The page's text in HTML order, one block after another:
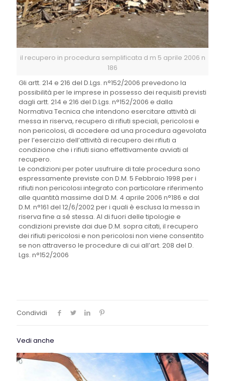
il recupero in procedura semplificata d m 5 aprile 2006 n
186
Gli artt. 214 e 216 del D.Lgs. n°152/2006 prevedono la
possibilità per le imprese in possesso dei requisiti previsti
dagli artt. 214 e 216 del D.Lgs. n°152/2006 e dalla
Normativa Tecnica che intendono esercitare attività di
messa in riserva, recupero di rifiuti speciali, pericolosi e
non pericolosi, di accedere ad una procedura agevolata
per l’esercizio dell’attività di recupero dei rifiuti a
condizione che i rifiuti siano effettivamente avviati al
recupero.
Le condizioni per poter usufruire di tale procedura sono
espressamente previste con D.M. 5 Febbraio 1998 per i
rifiuti non pericolosi integrato con particolare riferimento
alle quantità massime dal D.M. 4 aprile 2006 n°186 e dal
D.M. n°161 del 12/6/2002 per i quali è esclusa la messa in
riserva fine a sé stessa. Al di fuori delle tipologie e
condizioni previste dai due D.M. sopra citati, il recupero
dei rifiuti pericolosi e non pericolosi non viene consentito
se non attraverso le procedure di cui all’art. 208 del D.
Lgs. n°152/2006
Condividi
Vedi anche